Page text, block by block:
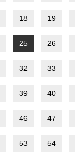
18 19
25 26
32 33
39 40
46 47
53 54